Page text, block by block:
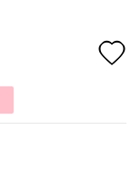
favorite